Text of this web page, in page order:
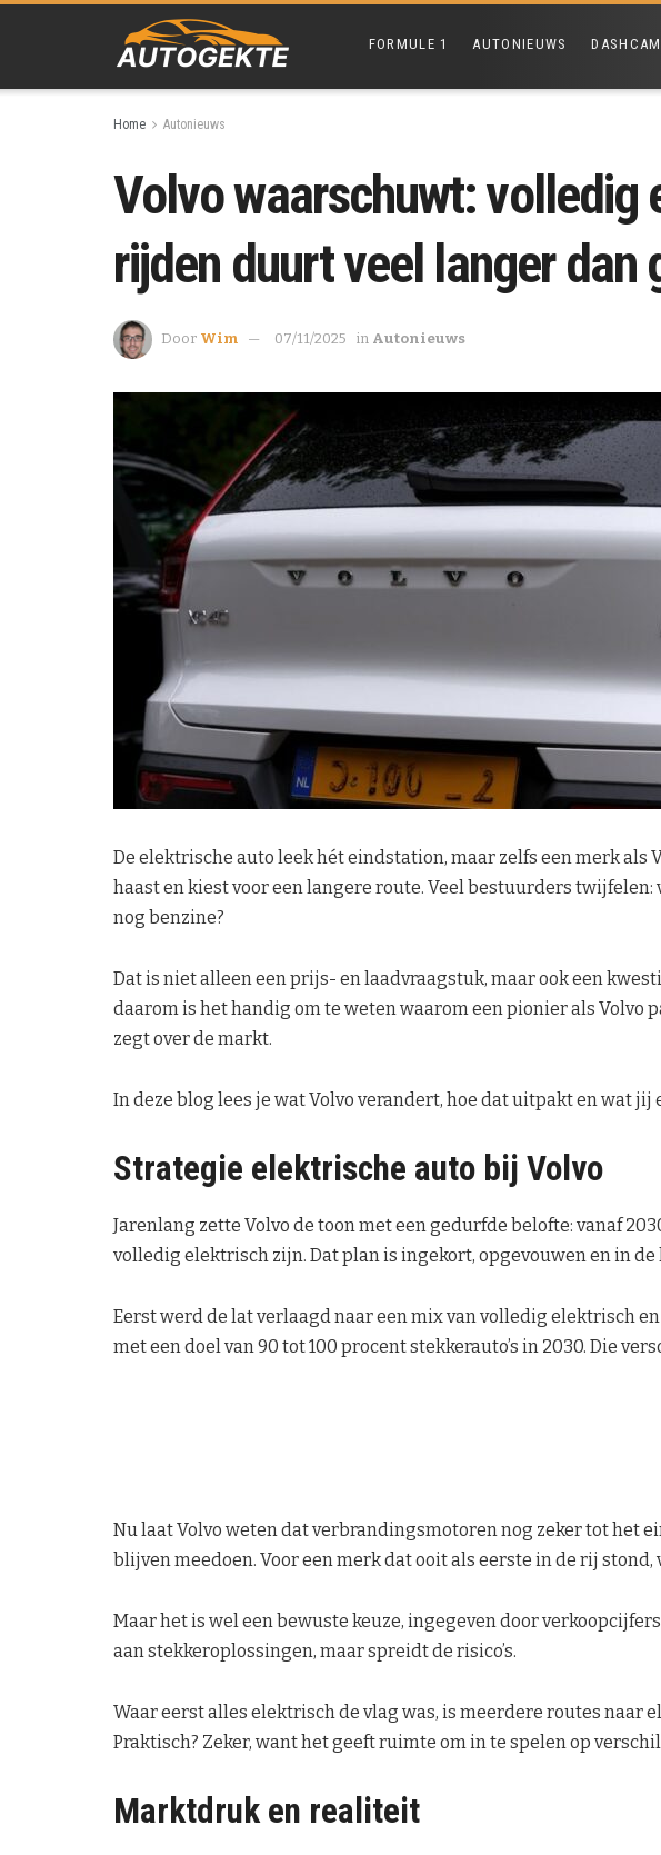
FORMULE 1 AUTONIEUWS DASHCAM
Home Autonieuws
Volvo waarschuwt: volledig
rijden duurt veel langer dan
Door Wim 07/11/2025 in Autonieuws
De elektrische auto leek hét eindstation, maar zelfs een merk als
haast en kiest voor een langere route. Veel bestuurders
nog benzine?
Dat is niet alleen een prijs- en laadvraagstuk, maar ook een
daarom is het handig om te weten waarom een pionier als Volvo
zegt over de markt.
In deze blog lees je wat Volvo verandert, hoe dat uitpakt en wat jij
Strategie elektrische auto bij Volvo
Jarenlang zette Volvo de toon met een gedurfde belofte: vanaf
volledig elektrisch zijn. Dat plan is ingekort, opgevouwen en in de
Eerst werd de lat verlaagd naar een mix van volledig elektrisch
met een doel van 90 tot 100 procent stekkerauto’s in 2030. Die
Nu laat Volvo weten dat verbrandingsmotoren nog zeker tot het
blijven meedoen. Voor een merk dat ooit als eerste in de rij
Maar het is wel een bewuste keuze, ingegeven door
aan stekkeroplossingen, maar spreidt de risico’s.
Waar eerst alles elektrisch de vlag was, is meerdere routes naar
Praktisch? Zeker, want het geeft ruimte om in te spelen op
Marktdruk en realiteit